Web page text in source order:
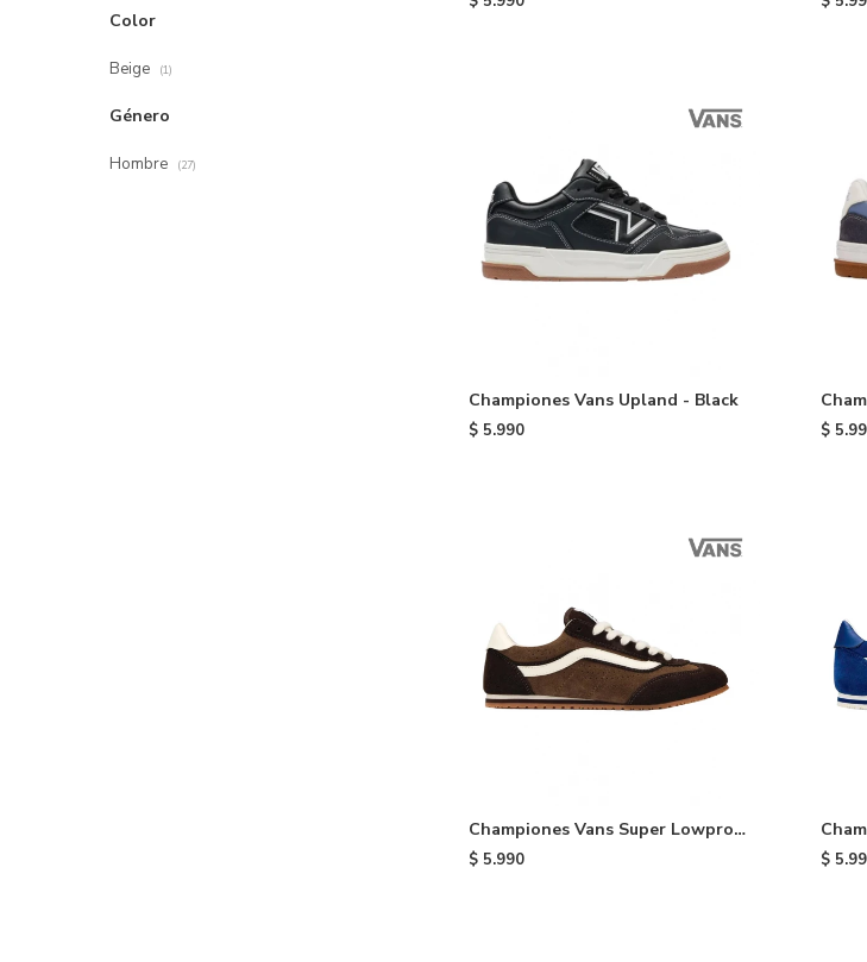
Championes Vans Upland - Black
$ 5.990 $
Championes Vans Super Lowpro -
Brown
$ 5.990 $
Color
Beige (1)
Género
Hombre (27)